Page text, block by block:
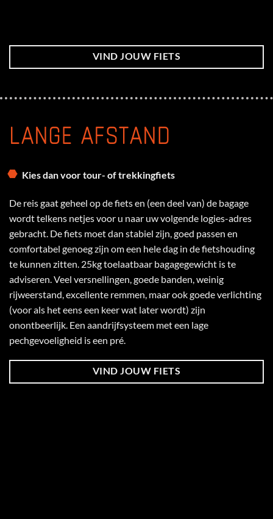
VIND JOUW FIETS
LANGE AFSTAND
Kies dan voor tour- of trekkingfiets
De reis gaat geheel op de fiets en (een deel van) de bagage
wordt telkens netjes voor u naar uw volgende logies-adres
gebracht. De fiets moet dan stabiel zijn, goed passen en
comfortabel genoeg zijn om een hele dag in de fietshouding
te kunnen zitten. 25kg toelaatbaar bagagegewicht is te
adviseren. Veel versnellingen, goede banden, weinig
rijweerstand, excellente remmen, maar ook goede verlichting
(voor als het eens een keer wat later wordt) zijn
onontbeerlijk. Een aandrijfsysteem met een lage
pechgevoeligheid is een pré.
VIND JOUW FIETS